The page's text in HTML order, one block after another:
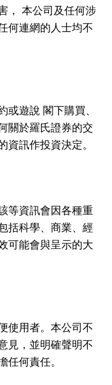
， 本公司及任何涉
何連網的人士均不
或遊說 閣下購買、
關於羅氏證券的交
資訊作投資決定。
等資訊會因各種重
括科學、商業、經
可能會與呈示的大
使用者。本公司不
見，並明確聲明不
任何責任。